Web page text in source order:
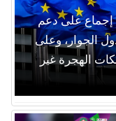
إجماع على دعم
الجوار، وعلى
الهجرة غير